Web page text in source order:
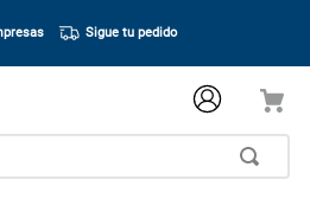
Sigue tu pedido